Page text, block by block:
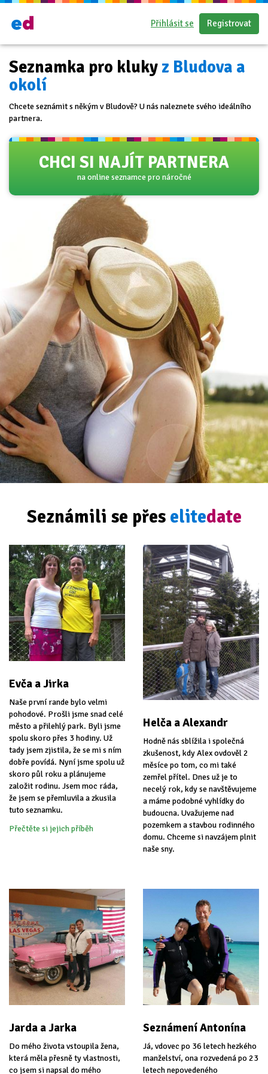
Přihlásit se Registrovat
Seznamka pro kluky z Bludova a
okolí
Chcete seznámit s někým v Bludově? U nás naleznete svého ideálního
partnera.
CHCI SI NAJÍT PARTNERA
na online seznamce pro náročné
Seznámili se přes elitedate
Evča a Jirka
Naše první rande bylo velmi
pohodové. Prošli jsme snad celé
město a přilehlý park. Byli jsme
spolu skoro přes 3 hodiny. Už
tady jsem zjistila, že se mi s ním
dobře povídá. Nyní jsme spolu už
skoro půl roku a plánujeme
založit rodinu. Jsem moc ráda,
že jsem se přemluvila a zkusila
tuto seznamku.
Přečtěte si jejich příběh
Helča a Alexandr
Hodně nás sblížila i společná
zkušenost, kdy Alex ovdověl 2
měsíce po tom, co mi také
zemřel přítel. Dnes už je to
necelý rok, kdy se navštěvujeme
a máme podobné vyhlídky do
budoucna. Uvažujeme nad
pozemkem a stavbou rodinného
domu. Chceme si navzájem plnit
naše sny.
Jarda a Jarka
Do mého života vstoupila žena,
která měla přesně ty vlastnosti,
co jsem si napsal do mého
Seznámení Antonína
Já, vdovec po 36 letech hezkého
manželství, ona rozvedená po 23
letech nepovedeného